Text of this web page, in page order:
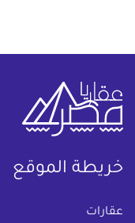
خريطة الموقع
عقارات